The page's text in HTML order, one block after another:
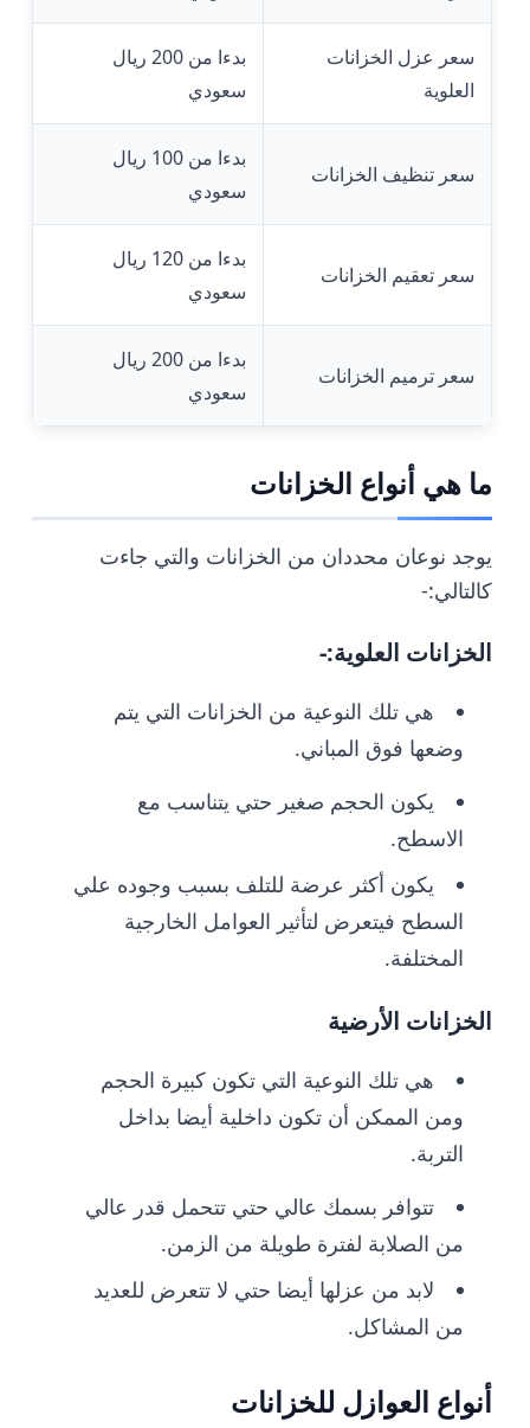
سعر عزل الخزانات
العلوية
بدءا من 200 ريال
سعودي
سعر تنظيف الخزانات
بدءا من 100 ريال
سعودي
سعر تعقيم الخزانات
بدءا من 120 ريال
سعودي
سعر ترميم الخزانات
بدءا من 200 ريال
سعودي
ما هي أنواع الخزانات
يوجد نوعان محددان من الخزانات والتي جاءت
كالتالي:-
الخزانات العلوية:-
هي تلك النوعية من الخزانات التي يتم
وضعها فوق المباني.
يكون الحجم صغير حتي يتناسب مع
الاسطح.
يكون أكثر عرضة للتلف بسبب وجوده علي
السطح فيتعرض لتأثير العوامل الخارجية
المختلفة.
الخزانات الأرضية
هي تلك النوعية التي تكون كبيرة الحجم
ومن الممكن أن تكون داخلية أيضا بداخل
التربة.
تتوافر بسمك عالي حتي تتحمل قدر عالي
من الصلابة لفترة طويلة من الزمن.
لابد من عزلها أيضا حتي لا تتعرض للعديد
من المشاكل.
أنواع العوازل للخزانات